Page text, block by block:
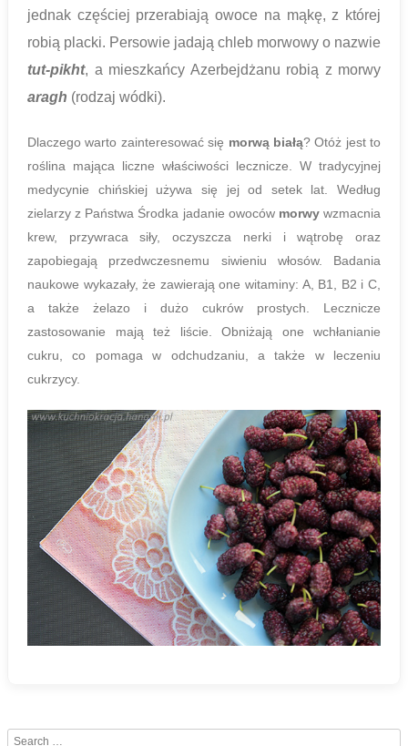
jednak częściej przerabiają owoce na mąkę, z której
robią placki. Persowie jadają chleb morwowy o nazwie
tut-pikht, a mieszkańcy Azerbejdżanu robią z morwy
aragh (rodzaj wódki).
Dlaczego warto zainteresować się morwą białą? Otóż jest to
roślina mająca liczne właściwości lecznicze. W tradycyjnej
medycynie chińskiej używa się jej od setek lat. Według
zielarzy z Państwa Środka jadanie owoców morwywzmacnia
krew, przywraca siły, oczyszcza nerki i wątrobę oraz
zapobiegają przedwczesnemu siwieniu włosów. Badania
naukowe wykazały, że zawierają one witaminy: A, B1, B2 i C,
a także żelazo i dużo cukrów prostych. Lecznicze
zastosowanie mają też liście. Obniżają one wchłanianie
cukru, co pomaga w odchudzaniu, a także w leczeniu
cukrzycy.
Search